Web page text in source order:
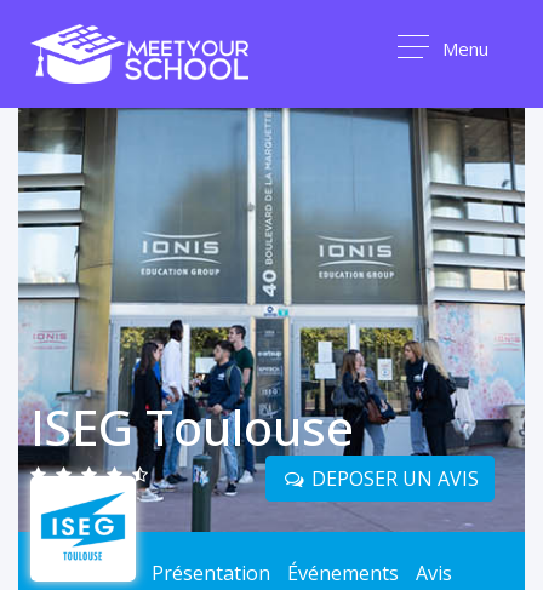
Menu
DEPOSER UN AVIS
ISEG Toulouse
Présentation Événements Avis